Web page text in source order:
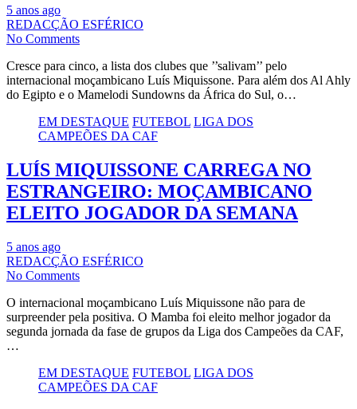
5 anos ago
REDACÇÃO ESFÉRICO
No Comments
Cresce para cinco, a lista dos clubes que ’’salivam’’ pelo
internacional moçambicano Luís Miquissone. Para além dos Al Ahly
do Egipto e o Mamelodi Sundowns da África do Sul, o…
EM DESTAQUE FUTEBOL LIGA DOS
CAMPEÕES DA CAF
LUÍS MIQUISSONE CARREGA NO
ESTRANGEIRO: MOÇAMBICANO
ELEITO JOGADOR DA SEMANA
5 anos ago
REDACÇÃO ESFÉRICO
No Comments
O internacional moçambicano Luís Miquissone não para de
surpreender pela positiva. O Mamba foi eleito melhor jogador da
segunda jornada da fase de grupos da Liga dos Campeões da CAF,
…
EM DESTAQUE FUTEBOL LIGA DOS
CAMPEÕES DA CAF